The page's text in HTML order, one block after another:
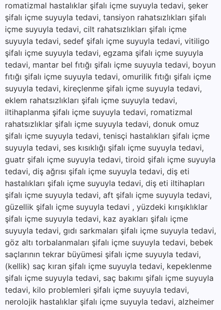
romatizmal hastalıklar şifalı içme suyuyla tedavi, şeker
şifalı içme suyuyla tedavi, tansiyon rahatsızlıkları şifalı
içme suyuyla tedavi, cilt rahatsızlıkları şifalı içme
suyuyla tedavi, sedef şifalı içme suyuyla tedavi, vitiligo
şifalı içme suyuyla tedavi, egzama şifalı içme suyuyla
tedavi, mantar bel fıtığı şifalı içme suyuyla tedavi, boyun
fıtığı şifalı içme suyuyla tedavi, omurilik fıtığı şifalı içme
suyuyla tedavi, kireçlenme şifalı içme suyuyla tedavi,
eklem rahatsızlıkları şifalı içme suyuyla tedavi,
iltihaplanma şifalı içme suyuyla tedavi, romatizmal
rahatsızlıklar şifalı içme suyuyla tedavi, donuk omuz
şifalı içme suyuyla tedavi, tenisçi hastalıkları şifalı içme
suyuyla tedavi, ses kısıklığı şifalı içme suyuyla tedavi,
guatr şifalı içme suyuyla tedavi, tiroid şifalı içme suyuyla
tedavi, diş ağrısı şifalı içme suyuyla tedavi, diş eti
hastalıkları şifalı içme suyuyla tedavi, diş eti iltihapları
şifalı içme suyuyla tedavi, aft şifalı içme suyuyla tedavi,
güzellik şifalı içme suyuyla tedavi , yüzdeki kırışıklıklar
şifalı içme suyuyla tedavi, kaz ayakları şifalı içme
suyuyla tedavi, gıdı sarkmaları şifalı içme suyuyla tedavi,
göz altı torbalanmaları şifalı içme suyuyla tedavi, bebek
saçlarının tekrar büyümesi şifalı içme suyuyla tedavi,
(kellik) saç kıran şifalı içme suyuyla tedavi, kepeklenme
şifalı içme suyuyla tedavi, saç bakımı şifalı içme suyuyla
tedavi, kilo problemleri şifalı içme suyuyla tedavi,
nerolojik hastalıklar şifalı içme suyuyla tedavi, alzheimer